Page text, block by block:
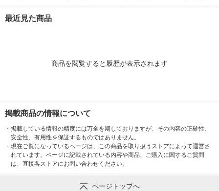
最近見た商品
商品を閲覧すると履歴が表示されます
掲載商品の情報について
・ 掲載している情報の精度には万全を期しておりますが、その内容の正確性、
安全性、有用性を保証するものではありません。
・ 現在ご覧になっているページは、この商品を取り扱うストアによって運営さ
れています。ページに記載されている内容や商品、ご購入に関するご質問
は、直接各ストアにお問い合わせください。
ページトップへ